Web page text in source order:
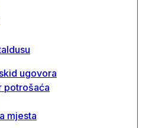
ugovora
potrošaća
mjesta